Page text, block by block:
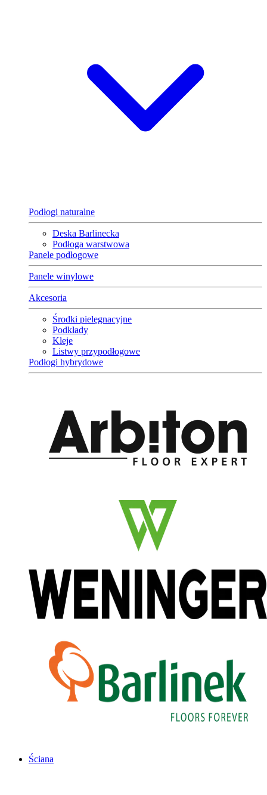
Podłogi naturalne
Deska Barlinecka
Podłoga warstwowa
Panele podłogowe
Panele winylowe
Akcesoria
Środki pielęgnacyjne
Podkłady
Kleje
Listwy przypodłogowe
Podłogi hybrydowe
Ściana